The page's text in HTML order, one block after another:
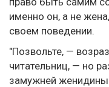
именно он, а не
своем поведении.
"Позвольте, —
читательниц, — но
замужней